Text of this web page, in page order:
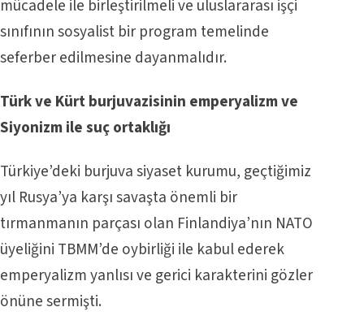
mücadele ile birleştirilmeli ve uluslararası işçi
sınıfının sosyalist bir program temelinde
seferber edilmesine dayanmalıdır.
Türk ve Kürt burjuvazisinin emperyalizm ve
Siyonizm ile suç ortaklığı
Türkiye’deki burjuva siyaset kurumu, geçtiğimiz
yıl Rusya’ya karşı savaşta önemli bir
tırmanmanın parçası olan Finlandiya’nın NATO
üyeliğini TBMM’de oybirliği ile kabul ederek
emperyalizm yanlısı ve gerici karakterini gözler
önüne sermişti.